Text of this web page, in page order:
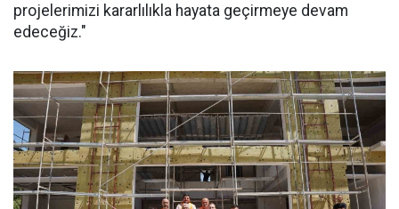
projelerimizi kararlılıkla hayata geçirmeye devam
edeceğiz."